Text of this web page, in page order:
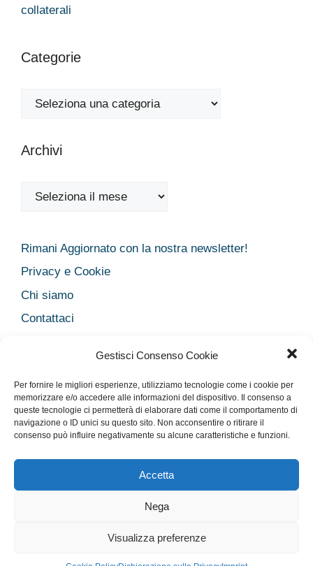
Gestisci Consenso Cookie
Per fornire le migliori esperienze, utilizziamo tecnologie come i cookie per
memorizzare e/o accedere alle informazioni del dispositivo. Il consenso a
queste tecnologie ci permetterà di elaborare dati come il comportamento di
navigazione o ID unici su questo sito. Non acconsentire o ritirare il
consenso può influire negativamente su alcune caratteristiche e funzioni.
Accetta
Nega
Visualizza preferenze
collaterali
Categorie
Categorie
Archivi
Archivi
Rimani Aggiornato con la nostra newsletter!
Privacy e Cookie
Chi siamo
Contattaci
Cookie Policy
Disclaimer medico
Disconoscimento
Imprint
Rimani Aggiornato con la nostra newsletter!
Privacy e Cookie
Chi siamo Contattaci
© 2026 Salute33 • Creato con GeneratePress